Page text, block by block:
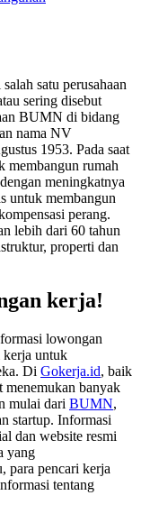
satu perusahaan
sering disebut
BUMN di bidang
nama NV
1953. Pada saat
membangun rumah
meningkatnya
untuk membangun
perang.
lebih dari 60 tahun
properti dan
kerja!
lowongan
kerja untuk
Di Gokerja.id, baik
menemukan banyak
mulai dari BUMN,
startup. Informasi
dan website resmi
yang
para pencari kerja
tentang